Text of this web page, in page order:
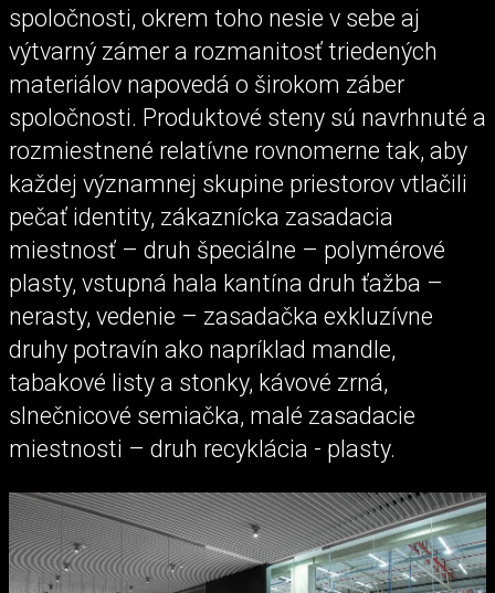
spoločnosti, okrem toho nesie v sebe aj
výtvarný zámer a rozmanitosť triedených
materiálov napovedá o širokom záber
spoločnosti. Produktové steny sú navrhnuté a
rozmiestnené relatívne rovnomerne tak, aby
každej významnej skupine priestorov vtlačili
pečať identity, zákaznícka zasadacia
miestnosť – druh špeciálne – polymérové
plasty, vstupná hala kantína druh ťažba –
nerasty, vedenie – zasadačka exkluzívne
druhy potravín ako napríklad mandle,
tabakové listy a stonky, kávové zrná,
slnečnicové semiačka, malé zasadacie
miestnosti – druh recyklácia - plasty.